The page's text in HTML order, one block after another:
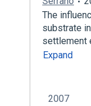
The
substrate
settlement
Expand
2007